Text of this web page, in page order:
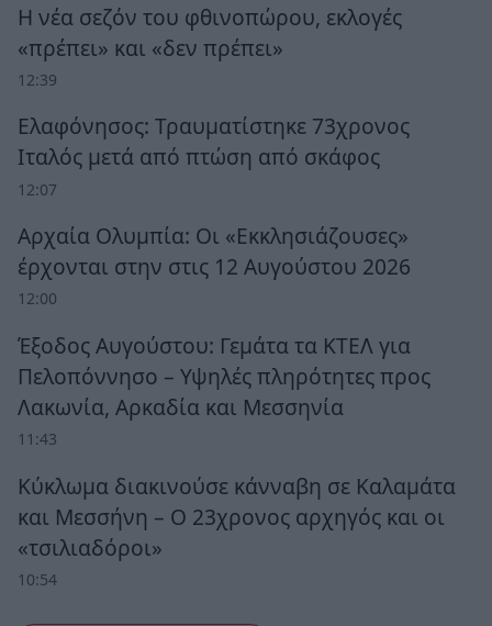
Η νέα σεζόν του φθινοπώρου, εκλογές
«πρέπει» και «δεν πρέπει»
12:39
Ελαφόνησος: Τραυματίστηκε 73χρονος
Ιταλός μετά από πτώση από σκάφος
12:07
Αρχαία Ολυμπία: Οι «Εκκλησιάζουσες»
έρχονται στην στις 12 Αυγούστου 2026
12:00
Έξοδος Αυγούστου: Γεμάτα τα ΚΤΕΛ για
Πελοπόννησο – Υψηλές πληρότητες προς
Λακωνία, Αρκαδία και Μεσσηνία
11:43
Κύκλωμα διακινούσε κάνναβη σε Καλαμάτα
και Μεσσήνη – Ο 23χρονος αρχηγός και οι
«τσιλιαδόροι»
10:54